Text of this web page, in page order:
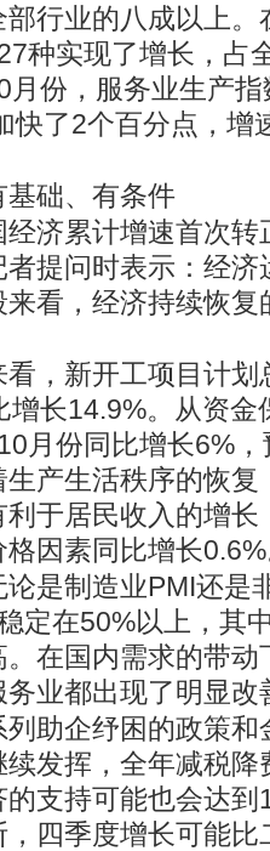
行业的八成以上
种实现了增长，占
月份，服务业生产
快了2个百分点，增
础、有条件
济累计增速首次转
提问时表示：经济
看，经济持续恢复
，新开工项目计
增长14.9%。从资金
月份同比增长6%
产生活秩序的恢
于居民收入的增长
因素同比增长
是制造业PMI还是
定在50%以上，其
在国内需求的带动
业都出现了明显改
助企纾困的政策和
发挥，全年减税
支持可能也会达
四季度增长可能比